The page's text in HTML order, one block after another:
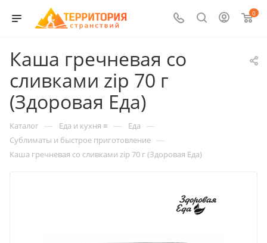
0
Каша гречневая со
сливками zip 70 г
(Здоровая Еда)
Каталог — Еда и кухня ≡ — Еда —
Сублиматы и быстрое приготовление —
Каша гречневая со сливками zip 70 г (Здоровая Еда)